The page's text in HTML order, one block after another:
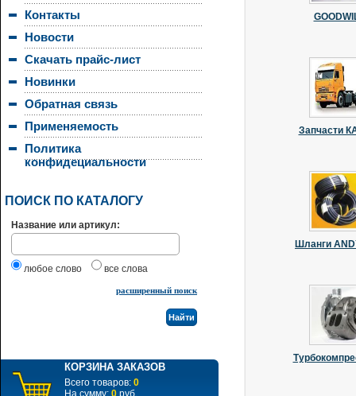
Контакты
Новости
Скачать прайс-лист
Новинки
Обратная связь
Применяемость
Политика
конфидециальности
ПОИСК ПО КАТАЛОГУ
Название или артикул:
любое слово все слова
расширенный поиск
КОРЗИНА ЗАКАЗОВ
Всего товаров: 0
На сумму: 0 руб.
Запчасти
Шланги